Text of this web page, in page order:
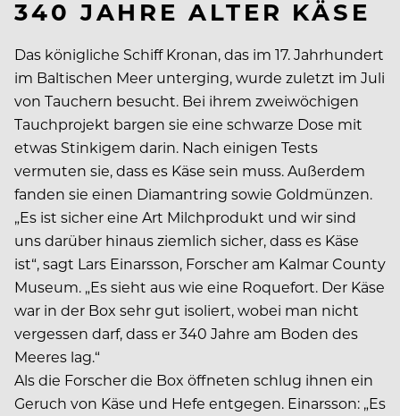
340 JAHRE ALTER KÄSE
Das königliche Schiff Kronan, das im 17. Jahrhundert
im Baltischen Meer unterging, wurde zuletzt im Juli
von Tauchern besucht. Bei ihrem zweiwöchigen
Tauchprojekt bargen sie eine schwarze Dose mit
etwas Stinkigem darin. Nach einigen Tests
vermuten sie, dass es Käse sein muss. Außerdem
fanden sie einen Diamantring sowie Goldmünzen.
„Es ist sicher eine Art Milchprodukt und wir sind
uns darüber hinaus ziemlich sicher, dass es Käse
ist“, sagt Lars Einarsson, Forscher am Kalmar County
Museum. „Es sieht aus wie eine Roquefort. Der Käse
war in der Box sehr gut isoliert, wobei man nicht
vergessen darf, dass er 340 Jahre am Boden des
Meeres lag.“
Als die Forscher die Box öffneten schlug ihnen ein
Geruch von Käse und Hefe entgegen. Einarsson: „Es